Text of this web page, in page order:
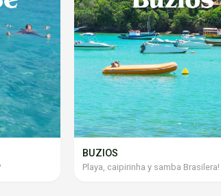
BUZIOS
Playa, caipirinha y samba Brasilera!